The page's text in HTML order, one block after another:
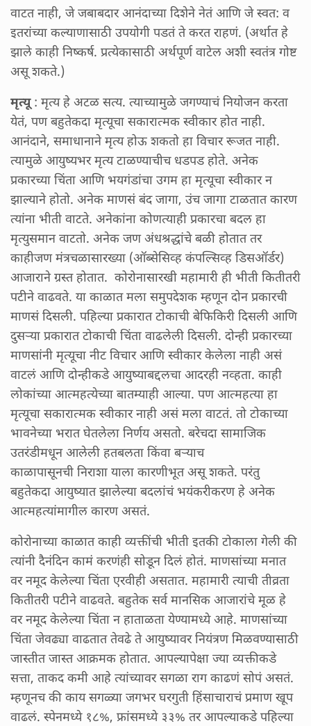
वाटत नाही, जे जबाबदार आनंदाच्या दिशेने नेतं आणि जे स्वत: व
इतरांच्या कल्याणासाठी उपयोगी पडतं ते करत राहणं. (अर्थात हे
झाले काही निष्कर्ष. प्रत्येकासाठी अर्थपूर्ण वाटेल अशी स्वतंत्र गोष्ट
असू शकते.)
मृत्यू: मृत्य हे अटळ सत्य. त्याच्यामुळे जगण्याचं नियोजन करता
येतं, पण बहुतेकदा मृत्यूचा सकारात्मक स्वीकार होत नाही.
आनंदाने, समाधानाने मृत्य होऊ शकतो हा विचार रूजत नाही.
त्यामुळे आयुष्यभर मृत्य टाळण्याचीच धडपड होते. अनेक
प्रकारच्या चिंता आणि भयगंडांचा उगम हा मृत्यूचा स्वीकार न
झाल्याने होतो. अनेक माणसं बंद जागा, उंच जागा टाळतात कारण
त्यांना भीती वाटते. अनेकांना कोणत्याही प्रकारचा बदल हा
मृत्युसमान वाटतो. अनेक जण अंधश्रद्धांचे बळी होतात तर
काहीजण मंत्रचळासारख्या (ऑब्सेसिव्ह कंपल्सिव्ह डिसऑर्डर)
आजाराने ग्रस्त होतात. कोरोनासारखी महामारी ही भीती कितीतरी
पटीने वाढवते. या काळात मला समुपदेशक म्हणून दोन प्रकारची
माणसं दिसली. पहिल्या प्रकारात टोकाची बेफिकिरी दिसली आणि
दुसऱ्या प्रकारात टोकाची चिंता वाढलेली दिसली. दोन्ही प्रकारच्या
माणसांनी मृत्यूचा नीट विचार आणि स्वीकार केलेला नाही असं
वाटलं आणि दोन्हीकडे आयुष्याबद्दलचा आदरही नव्हता. काही
लोकांच्या आत्महत्येच्या बातम्याही आल्या. पण आत्महत्या हा
मृत्यूचा सकारात्मक स्वीकार नाही असं मला वाटतं. तो टोकाच्या
भावनेच्या भरात घेतलेला निर्णय असतो. बरेचदा सामाजिक
उतरंडीमधून आलेली हतबलता किंवा बऱ्याच
काळापासूनची निराशा याला कारणीभूत असू शकते. परंतु
बहुतेकदा आयुष्यात झालेल्या बदलांचं भयंकरीकरण हे अनेक
आत्महत्यांमागील कारण असतं.
कोरोनाच्या काळात काही व्यक्तींची भीती इतकी टोकाला गेली की
त्यांनी दैनंदिन कामं करणंही सोडून दिलं होतं. माणसांच्या मनात
वर नमूद केलेल्या चिंता एरवीही असतात. महामारी त्याची तीव्रता
कितीतरी पटीने वाढवते. बहुतेक सर्व मानसिक आजारांचे मूळ हे
वर नमूद केलेल्या चिंता न हाताळता येण्यामध्ये आहे. माणसांच्या
चिंता जेवढ्या वाढतात तेवढे ते आयुष्यावर नियंत्रण मिळवण्यासाठी
जास्तीत जास्त आक्रमक होतात. आपल्यापेक्षा ज्या व्यक्तीकडे
सत्ता, ताकद कमी आहे त्यांच्यावर सगळा राग काढणं सोपं असतं.
म्हणूनच की काय सगळ्या जगभर घरगुती हिंसाचाराचं प्रमाण खूप
वाढलं. स्पेनमध्ये १८%, फ्रांसमध्ये ३३% तर आपल्याकडे पहिल्या